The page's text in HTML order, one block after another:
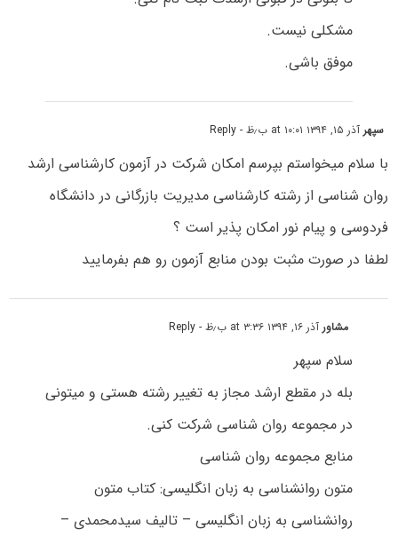
مشکلی نیست.
موفق باشی.
سپهرآذر ۱۵, ۱۳۹۴ at ۱۰:۰۱ ب٫ظ - Reply
با سلام میخواستم بپرسم امکان شرکت در آزمون کارشناسی ارشد
روان شناسی از رشته کارشناسی مدیریت بازرگانی در دانشگاه
فردوسی و پیام نور امکان پذیر است ؟
لطفا در صورت مثبت بودن منابع آزمون رو هم بفرمایید
مشاورآذر ۱۶, ۱۳۹۴ at ۳:۳۶ ب٫ظ - Reply
سلام سپهر
بله در مقطع ارشد مجاز به تغییر رشته هستی و میتونی
در مجموعه روان شناسی شرکت کنی.
منابع مجموعه روان شناسی
متون روانشناسی به زبان انگلیسی: کتاب متون
روانشناسی به زبان انگلیسی – تالیف سیدمحمدی –